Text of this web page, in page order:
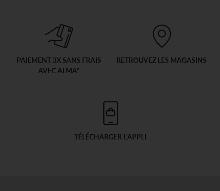
PAIEMENT 3X SANS FRAIS
AVEC ALMA*
RETROUVEZ LES MAGASINS
TÉLÉCHARGER L'APPLI